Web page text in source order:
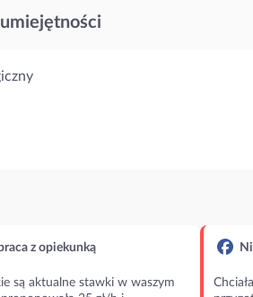
z opiekunką
są aktualne stawki w waszym